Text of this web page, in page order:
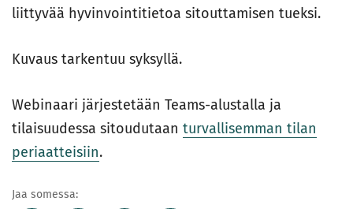
liittyvää hyvinvointitietoa sitouttamisen tueksi.
Kuvaus tarkentuu syksyllä.
Webinaari järjestetään Teams-alustalla ja
tilaisuudessa sitoudutaan turvallisemman tilan
periaatteisiin.
Jaa somessa: